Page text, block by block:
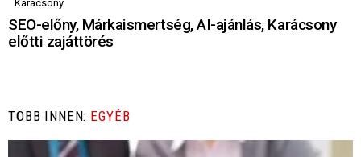
Karácsony
SEO-előny, Márkaismertség, AI-ajánlás, Karácsony
előtti zajáttörés
TÖBB INNEN: EGYÉB